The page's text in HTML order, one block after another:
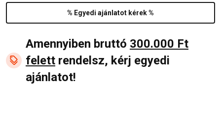
% Egyedi ajánlatot kérek %
Amennyiben bruttó 300.000 Ft
felett rendelsz, kérj egyedi
ajánlatot!